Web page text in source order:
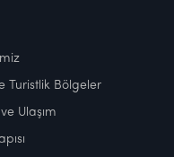
Turistlik Bölgeler
Ulaşım